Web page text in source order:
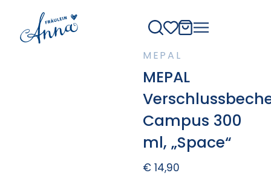
MEPAL
MEPAL
Campus 300
ml, „Space“
€14,90